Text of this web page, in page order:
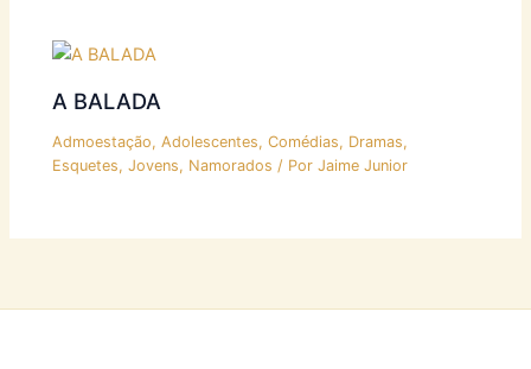
A BALADA
Admoestação,Adolescentes,Comédias, Dramas,
Esquetes,Jovens, Namorados / PorJaime Junior